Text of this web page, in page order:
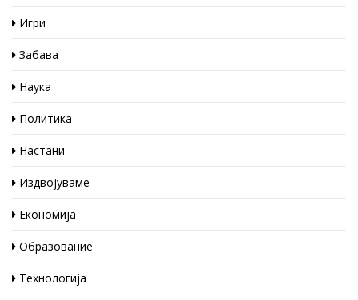
Игри
Забава
Наука
Политика
Настани
Издвојуваме
Економија
Образование
Технологија